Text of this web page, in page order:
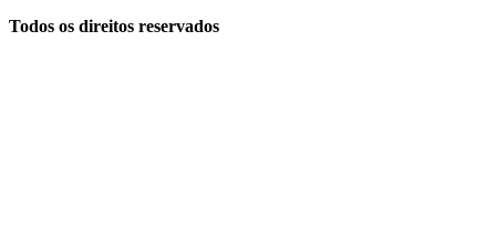
Todos os direitos reservados